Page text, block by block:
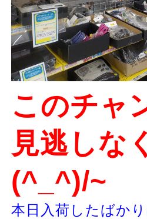
このチャ
見逃しな
(^_^)/~
本日入荷したばか